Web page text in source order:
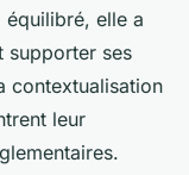
équilibré, elle a
supporter ses
contextualisation
leur